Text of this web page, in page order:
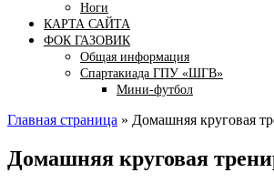
Ноги
КАРТА САЙТА
ФОК ГАЗОВИК
Общая информация
Спартакиада ГПУ «ШГВ»
Мини-футбол
Главная страница » Домашняя круговая
Домашняя круговая